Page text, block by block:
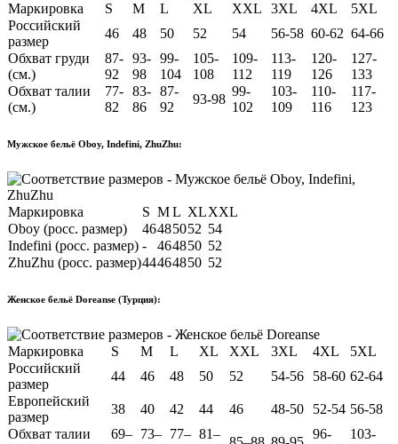
Маркировка S M L XL XXL 3XL 4XL
5XL
Российский
размер
46 48 50 52 54 56-58 60-62 64-66
Обхват груди
(см.)
87-
92
93-
98
99-
104
105-
108
109-
112
113-
119
120-
126
127-
133
Обхват талии
(см.)
77-
82
83-
86
87-
92
93-98
99-
102
103-
109
110-
116
117-
123
Мужское бельё Oboy, Indefini, ZhuZhu:
Маркировка S ML XLXXL
Oboy (росс. размер)
46485052 54
Indefini (росс. размер) - 464850 52
ZhuZhu (росс. размер)44464850 52
Женское бельё Doreanse (Турция):
Маркировка S M L XL XXL 3XL 4XL
5XL
Российский
размер
44 46 48 50 52 54-56 58-60 62-64
Европейский
размер
38 40 42 44 46 48-50 52-54 56-58
Обхват талии
69– 73– 77– 81–
96-
103-